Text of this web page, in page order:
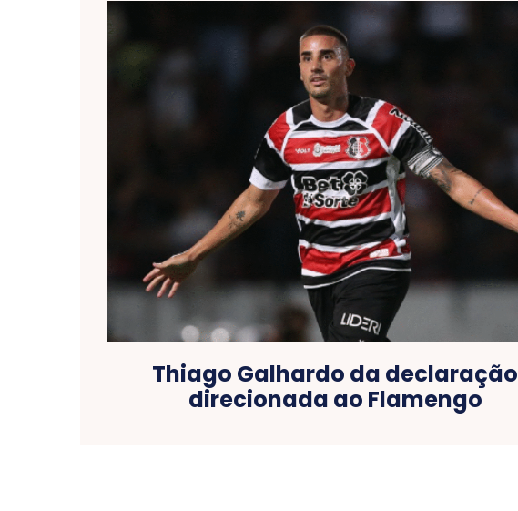
Thiago Galhardo da declaração
direcionada ao Flamengo